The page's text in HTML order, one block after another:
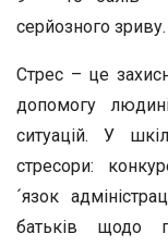
серйозного
Стрес – це
допомогу
ситуацій. У
стресори:
´язок
батьків щодо